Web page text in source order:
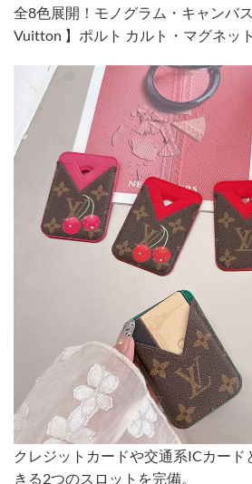
全8色展開！モノグラム・キャンバ
Vuitton 】ポルト カルト・マグネット
クレジットカードや交通系ICカー
きる2つのスロットを完備。